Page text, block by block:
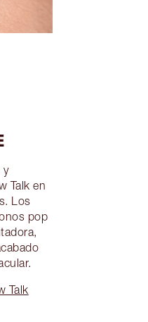
y
Talk en
Los
pop
Talk